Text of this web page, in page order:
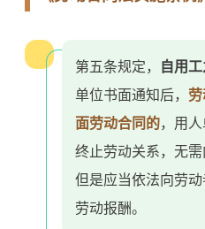
第五条规定， 自用
单位书面通知后，
面劳动合同的，用
终止劳动关系，无需
但是应当依法向劳
劳动报酬。